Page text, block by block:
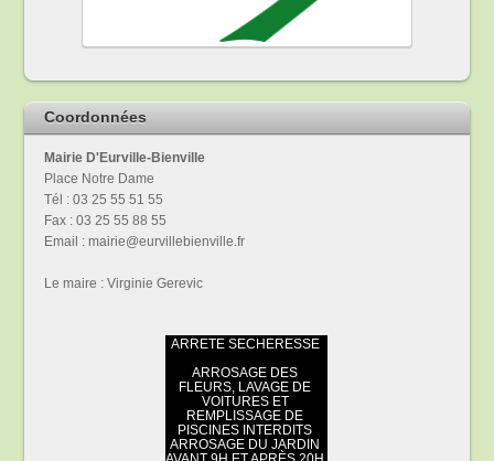
Coordonnées
Mairie D'Eurville-Bienville
Place Notre Dame
Tél : 03 25 55 51 55
Fax : 03 25 55 88 55
Email : mairie@eurvillebienville.fr
Le maire : Virginie Gerevic